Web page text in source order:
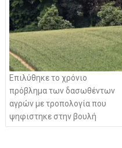
Επιλύθηκε το χρόνιο
πρόβλημα των δασωθέντων
αγρών με τροπολογία που
ψηφιστηκε στην βουλή